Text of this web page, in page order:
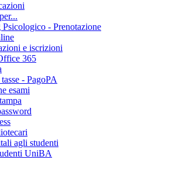
- Prenotazione
e iscrizioni
365
- PagoPA
esami
agli studenti
UniBA